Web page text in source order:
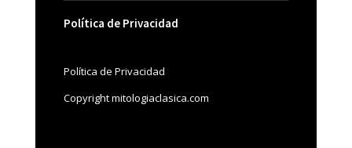
Política de Privacidad
Política de Privacidad
Copyright mitologiaclasica.com